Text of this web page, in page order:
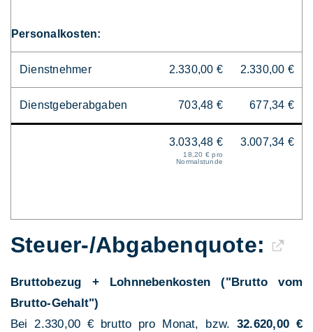
Personalkosten:
Dienstnehmer 2.330,00 € 2.330,00 €
Dienstgeberabgaben 703,48 € 677,34 €
3.033,48 €
18,20 € pro
Normalstunde
3.007,34 €
Steuer-/Abgaben­quote:
Bruttobezug + Lohnnebenkosten ("Brutto vom
Brutto-Gehalt")
Bei 2.330,00 € brutto pro Monat, bzw. 32.620,00 €